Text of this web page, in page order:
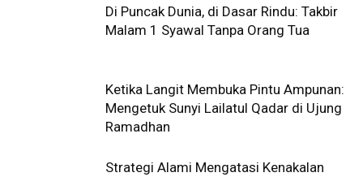
Di Puncak Dunia, di Dasar Rindu: Takbir
Malam 1 Syawal Tanpa Orang Tua
Ketika Langit Membuka Pintu Ampunan:
Mengetuk Sunyi Lailatul Qadar di Ujung
Ramadhan
Strategi Alami Mengatasi Kenakalan